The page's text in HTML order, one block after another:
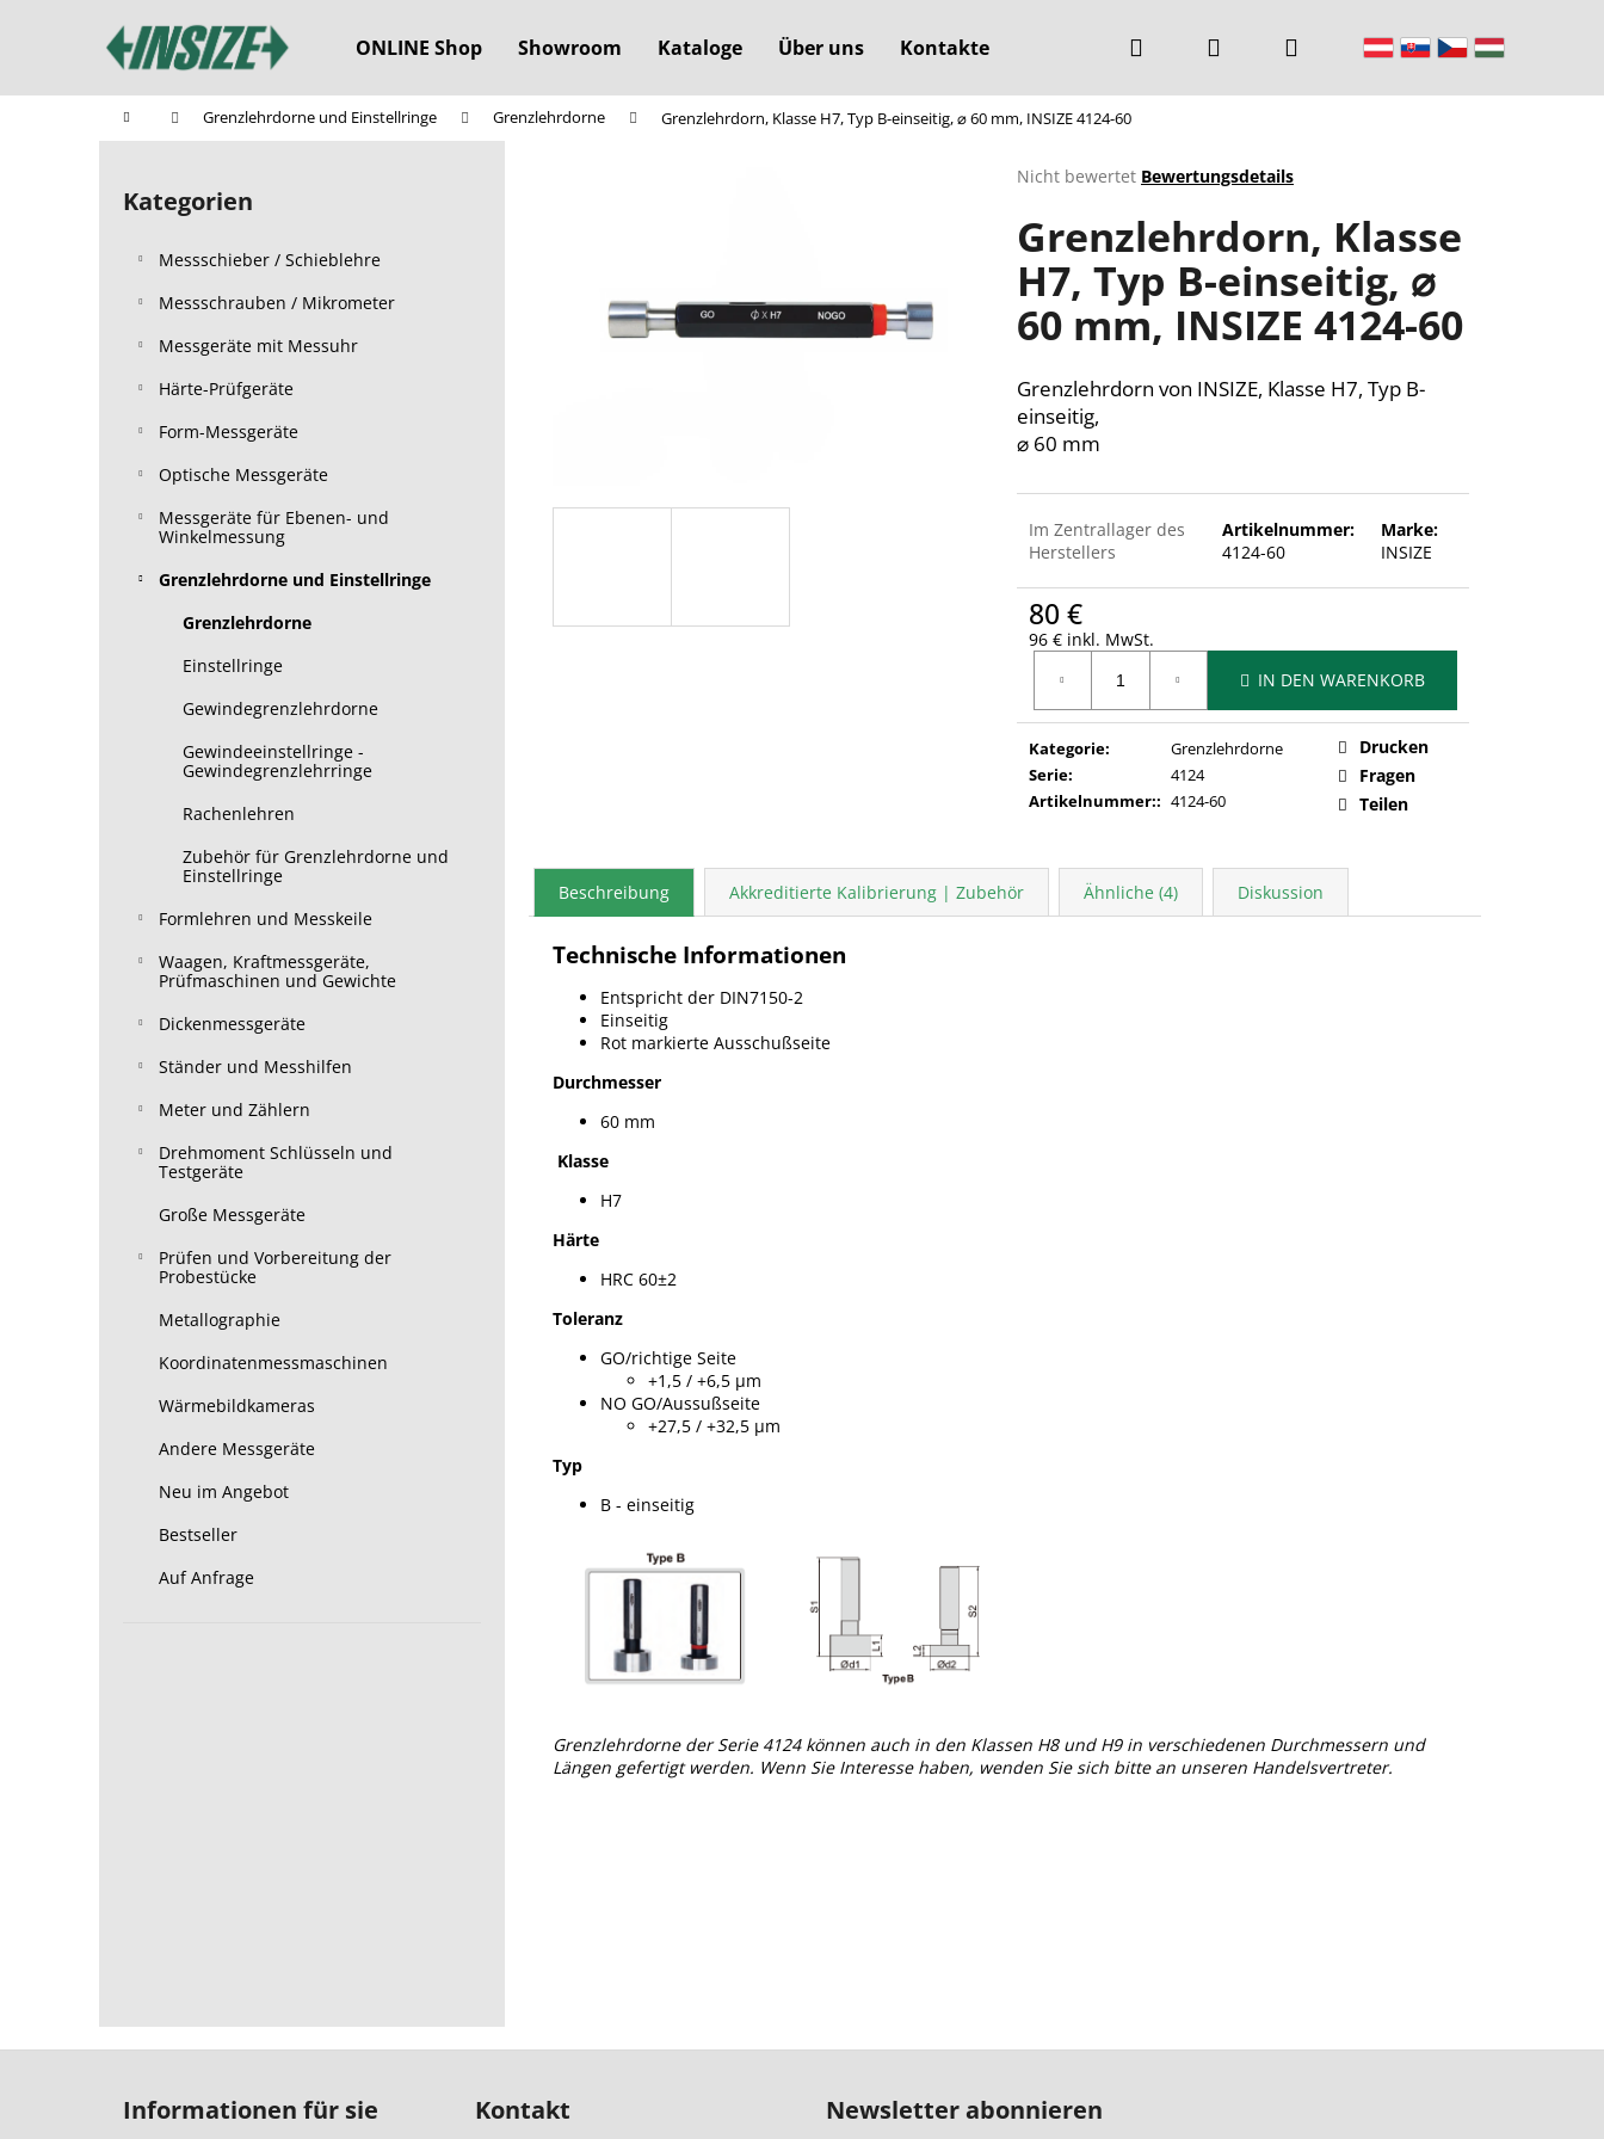
ONLINE Shop Showroom Kataloge Über uns Kontakte Suchen Warenkorb
StartseiteGrenzlehrdorne und Einstellringe Grenzlehrdorne Grenzlehrdorn, Klasse H7, Typ B-einseitig, ⌀ 60 mm, INSIZE 4124-60
S
Kategorien
überspringen
Kategorien
Messschieber / Schieblehre
Messschrauben / Mikrometer
Messgeräte mit Messuhr
Härte-Prüfgeräte
Form-Messgeräte
Optische Messgeräte
Messgeräte für Ebenen- und
Winkelmessung
Grenzlehrdorne und Einstellringe
Grenzlehrdorne
Einstellringe
Gewindegrenzlehrdorne
Gewindeeinstellringe -
Gewindegrenzlehrringe
Rachenlehren
Zubehör für Grenzlehrdorne und
Einstellringe
Formlehren und Messkeile
Waagen, Kraftmessgeräte,
Prüfmaschinen und Gewichte
Dickenmessgeräte
Ständer und Messhilfen
Meter und Zählern
Drehmoment Schlüsseln und
Testgeräte
Große Messgeräte
Prüfen und Vorbereitung der
Probestücke
Metallographie
Koordinatenmessmaschinen
Wärmebildkameras
Andere Messgeräte
Neu im Angebot
Bestseller
Auf Anfrage
Die
Produktbewertung
ist
0,0
von
5
Sternen.
Nicht bewertet Bewertungsdetails
Grenzlehrdorn, Klasse
H7, Typ B-einseitig, ⌀
60 mm, INSIZE 4124-60
Grenzlehrdorn von INSIZE, Klasse H7, Typ B-
einseitig,
⌀ 60 mm
Im Zentrallager des
Herstellers
Artikelnummer:
4124-60
Marke:
INSIZE
80 €
96 € inkl. MwSt.
IN DEN WARENKORB
Kategorie:
Grenzlehrdorne
Serie:
4124
Artikelnummer:: 4124-60
Drucken
Fragen
Teilen
Beschreibung Akkreditierte Kalibrierung | Zubehör Ähnliche (4) Diskussion
Technische Informationen
Entspricht der DIN7150-2
Einseitig
Rot markierte Ausschußseite
Durchmesser
60 mm
Klasse
H7
Härte
HRC 60±2
Toleranz
GO/richtige Seite
+1,5 / +6,5 µm
NO GO/Aussußseite
+27,5 / +32,5 µm
Typ
B - einseitig
Grenzlehrdorne der Serie 4124 können auch in den Klassen H8 und H9 in verschiedenen Durchmessern und
Längen gefertigt werden. Wenn Sie Interesse haben, wenden Sie sich bitte an unseren Handelsvertreter.
e
Zurück
zum
Zurück
zum
Was suchen Sie?
Wir empfehlen
Informationen für sie Kontakt Newsletter abonnieren